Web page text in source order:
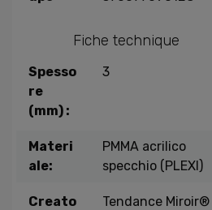
Fiche technique
Spesso
re
(mm) :
3
Materi
ale:
PMMA acrilico
specchio (PLEXI)
Creato
Tendance Miroir®